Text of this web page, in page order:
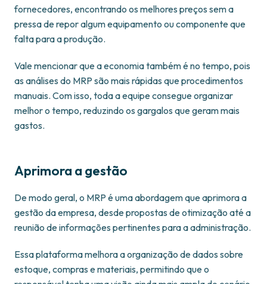
fornecedores, encontrando os melhores preços sem a
pressa de repor algum equipamento ou componente que
falta para a produção.
Vale mencionar que a economia também é no tempo, pois
as análises do MRP são mais rápidas que procedimentos
manuais. Com isso, toda a equipe consegue organizar
melhor o tempo, reduzindo os gargalos que geram mais
gastos.
Aprimora a gestão
De modo geral, o MRP é uma abordagem que aprimora a
gestão da empresa, desde propostas de otimização até a
reunião de informações pertinentes para a administração.
Essa plataforma melhora a organização de dados sobre
estoque, compras e materiais, permitindo que o